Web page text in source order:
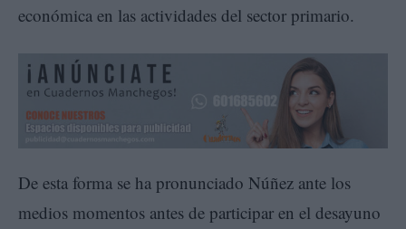
económica en las actividades del sector primario.
De esta forma se ha pronunciado Núñez ante los
medios momentos antes de participar en el desayuno